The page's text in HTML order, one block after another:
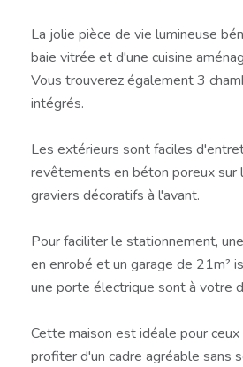
La jolie pièce de vie lumineuse
baie vitrée et d'une cuisine
Vous trouverez également 3
intégrés.
Les extérieurs sont faciles
revêtements en béton poreux sur
graviers décoratifs à l'avant.
Pour faciliter le stationnement,
en enrobé et un garage de 21m²
une porte électrique sont à votre
Cette maison est idéale pour
profiter d'un cadre agréable sans